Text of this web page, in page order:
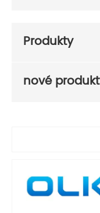
Produkty
nové